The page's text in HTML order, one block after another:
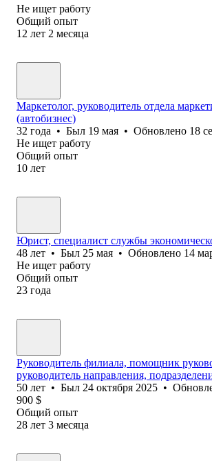
Не ищет работу
Общий опыт
12 лет 2 месяца
Маркетолог, руководитель отдела
(автобизнес)
32 года • Был 19 мая • Обновлено 18
Не ищет работу
Общий опыт
10 лет
Юрист, специалист службы
48 лет • Был 25 мая • Обновлено 14
Не ищет работу
Общий опыт
23 года
Руководитель филиала, помощник
руководитель направления,
50 лет • Был 24 октября 2025 •
900 $
Общий опыт
28 лет 3 месяца